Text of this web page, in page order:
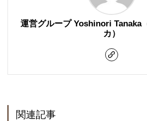
運営グループ Yoshinori Tanaka
カ）
関連記事